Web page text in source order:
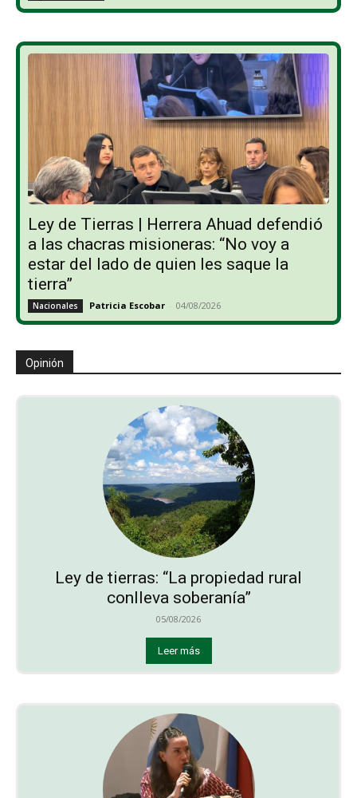
Ley de Tierras | Herrera Ahuad defendió
a las chacras misioneras: “No voy a
estar del lado de quien les saque la
tierra”
Nacionales Patricia Escobar - 04/08/2026
Opinión
Ley de tierras: “La propiedad rural
conlleva soberanía”
05/08/2026
Leer más